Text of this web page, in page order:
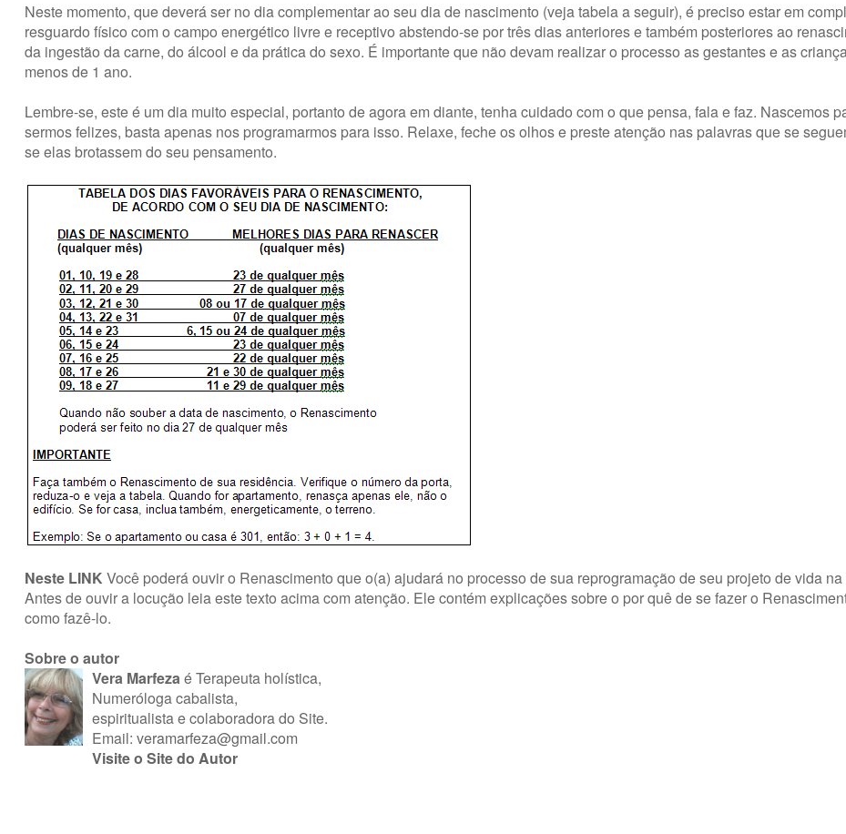
Neste momento, que deverá ser no dia complementar ao seu dia de nascimento (veja tabela a seguir), é preciso estar em
resguardo físico com o campo energético livre e receptivo abstendo-se por três dias anteriores e também posteriores ao
da ingestão da carne, do álcool e da prática do sexo. É importante que não devam realizar o processo as gestantes e as
menos de 1 ano.
Lembre-se, este é um dia muito especial, portanto de agora em diante, tenha cuidado com o que pensa, fala e faz. Nascemos
sermos felizes, basta apenas nos programarmos para isso. Relaxe, feche os olhos e preste atenção nas palavras que se
se elas brotassem do seu pensamento.
Neste LINK Você poderá ouvir o Renascimento que o(a) ajudará no processo de sua reprogramação de seu projeto de vida na
Antes de ouvir a locução leia este texto acima com atenção. Ele contém explicações sobre o por quê de se fazer o
como fazê-lo.
Sobre o autor
Vera Marfezaé Terapeuta holística,
Numeróloga cabalista,
espiritualista e colaboradora do Site.
Email: veramarfeza@gmail.com
Visite o Site do Autor